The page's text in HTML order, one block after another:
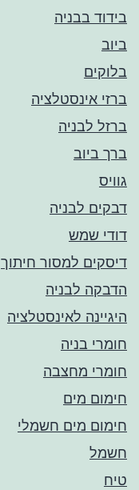
בידוד בבניה
ביוב
בלוקים
ברזי אינסטלציה
ברזל לבניה
ברך ביוב
גוויס
דבקים לבניה
דודי שמש
דיסקים למסור חיתוך
הדבקה לבניה
היגיינה לאינסטלציה
חומרי בניה
חומרי מחצבה
חימום מים
חימום מים חשמלי
חשמל
טיח